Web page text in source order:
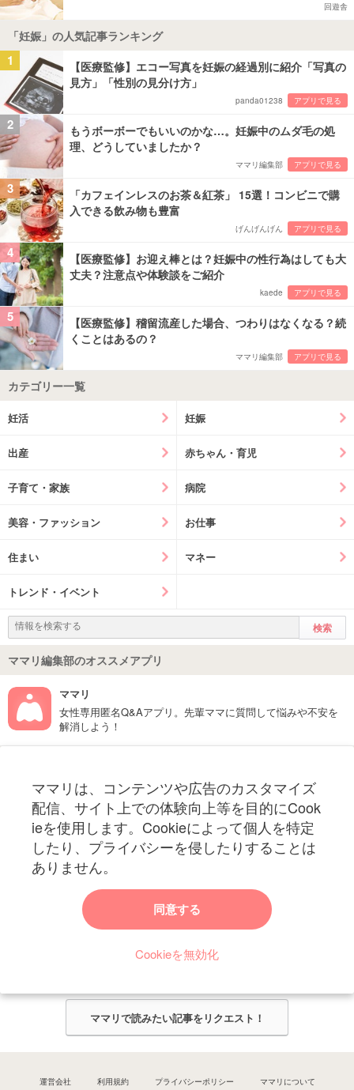
回遊舎
「妊娠」の人気記事ランキング
1
【医療監修】エコー写真を妊娠の経過別に紹介「写真の
見方」「性別の見分け方」
panda01238 アプリで見る
2
もうボーボーでもいいのかな…。妊娠中のムダ毛の処
理、どうしていましたか？
ママリ編集部 アプリで見る
3
「カフェインレスのお茶＆紅茶」 15選！コンビニで購
入できる飲み物も豊富
げんげんげん アプリで見る
4
【医療監修】お迎え棒とは？妊娠中の性行為はしても大
丈夫？注意点や体験談をご紹介
kaede アプリで見る
5
【医療監修】稽留流産した場合、つわりはなくなる？続
くことはあるの？
ママリ編集部 アプリで見る
カテゴリー一覧
妊活 妊娠
出産 赤ちゃん・育児
子育て・家族 病院
美容・ファッション お仕事
住まい マネー
トレンド・イベント
ママリ編集部のオススメアプリ
ママリ
女性専用匿名Q&Aアプリ。先輩ママに質問して悩みや不安を
解消しよう！
ママリは、コンテンツや広告のカスタマイズ
配信、サイト上での体験向上等を目的にCook
ieを使用します。Cookieによって個人を特定
したり、プライバシーを侵したりすることは
ありません。
同意する
Cookieを無効化
妊娠〜子育て中のお役立ち情報を配信中
ママリからのお知らせ
ママリ編集部がみなさんのご意見をもとに記事を作成させていただきま
ママリで読みたい記事をリクエスト！
運営会社 利用規約 プライバシーポリシー ママリについて